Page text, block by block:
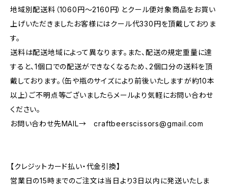
地域別配送料（1060円～2160円）とクール便対象商品をお買い
上げいただきましたお客様にはクール代330円を頂戴しておりま
す。
送料は配送地域によって異なります。また、配送の規定重量に達
すると、1個口での配送ができなくなるため、2個口分の送料を頂
戴しております。（缶や瓶のサイズにより前後いたしますが約10本
以上）ご不明点等ございましたらメールより気軽にお問い合わせ
ください。
お問い合わせ先MAIL→craftbeerscissors@gmail.com
【クレジットカード払い・代金引換】
営業日の15時までのご注文は当日より3日以内に発送いたしま